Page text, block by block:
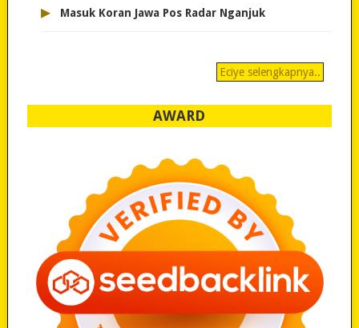
▸ Masuk Koran Jawa Pos Radar Nganjuk
Eciye selengkapnya..
AWARD